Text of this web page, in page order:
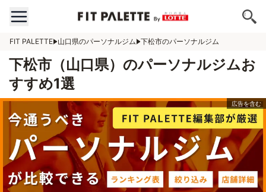
FIT PALETTE 山口県のパーソナルジム 下松市のパーソナルジム
下松市（山口県）のパーソナルジムお
すすめ1選